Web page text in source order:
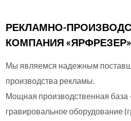
РЕКЛАМНО-
КОМПАНИЯ «ЯРФРЕЗЕР»
Мы являемся надежным
производства рекламы.
Мощная производственная
гравировальное оборудование